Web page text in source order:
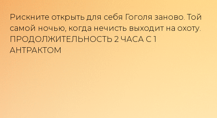
Рискните открыть для себя Гоголя заново. Той
самой ночью, когда нечисть выходит на охоту.
ПРОДОЛЖИТЕЛЬНОСТЬ 2 ЧАСА С 1
АНТРАКТОМПолитика конфиденциальности